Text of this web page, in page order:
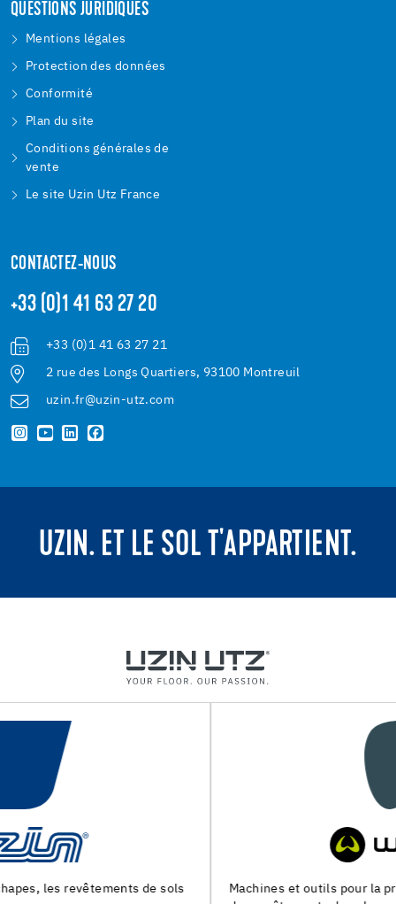
QUESTIONS JURIDIQUES
Mentions légales
Protection des données
Conformité
Plan du site
Conditions générales de
vente
Le site Uzin Utz France
CONTACTEZ-NOUS
+33 (0)1 41 63 27 20
+33 (0)1 41 63 27 21
2 rue des Longs Quartiers, 93100 Montreuil
uzin.fr@uzin-utz.com
UZIN. ET LE SOL T'APPARTIENT.
Machines et outils pour la preparation du support et la pose